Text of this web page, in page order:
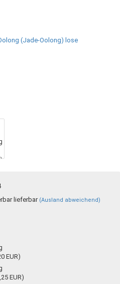
lieferbar (Ausland abweichend)
EUR)
EUR)